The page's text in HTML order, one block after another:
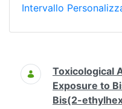
Intervallo
Ricerca
Toxicological
Exposure to
Bis(2-